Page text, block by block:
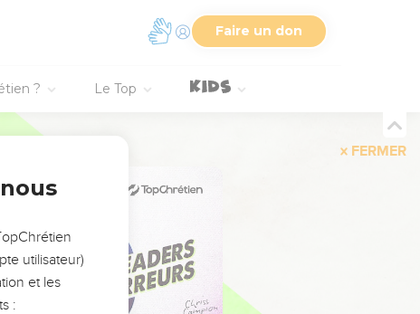
Faire un don
? Le Top
FERMER
utilisateur)
et les
: